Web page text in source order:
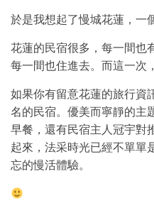
於是我想起了慢城花蓮，一
花蓮的民宿很多，每一間也
每一間也住進去。而這一次
如果你有留意花蓮的旅行資
名的民宿。優美而寧靜的主
早餐，還有民宿主人冠宇對
起來，法采時光已經不單單
忘的慢活體驗。